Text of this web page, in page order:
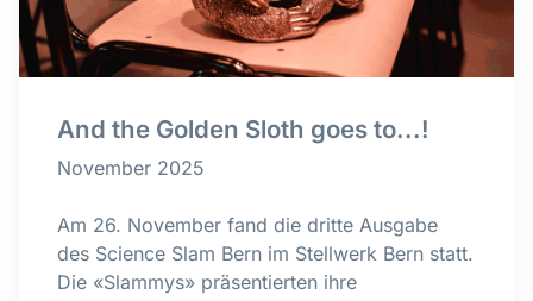
And the Golden Sloth goes to...!
November 2025
Am 26. November fand die dritte Ausgabe
des Science Slam Bern im Stellwerk Bern statt.
Die «Slammys» präsentierten ihre